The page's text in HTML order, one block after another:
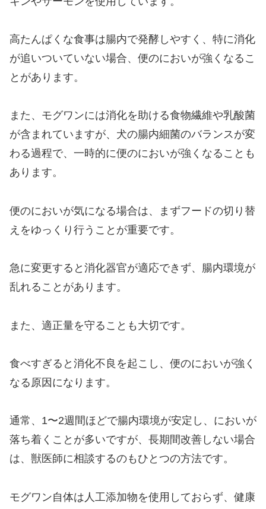
高たんぱくな食事は腸内で発酵しやすく、特に消化
が追いついていない場合、便のにおいが強くなるこ
とがあります。
また、モグワンには消化を助ける食物繊維や乳酸菌
が含まれていますが、犬の腸内細菌のバランスが変
わる過程で、一時的に便のにおいが強くなることも
あります。
便のにおいが気になる場合は、まずフードの切り替
えをゆっくり行うことが重要です。
急に変更すると消化器官が適応できず、腸内環境が
乱れることがあります。
また、適正量を守ることも大切です。
食べすぎると消化不良を起こし、便のにおいが強く
なる原因になります。
通常、1〜2週間ほどで腸内環境が安定し、においが
落ち着くことが多いですが、長期間改善しない場合
は、獣医師に相談するのもひとつの方法です。
モグワン自体は人工添加物を使用しておらず、健康